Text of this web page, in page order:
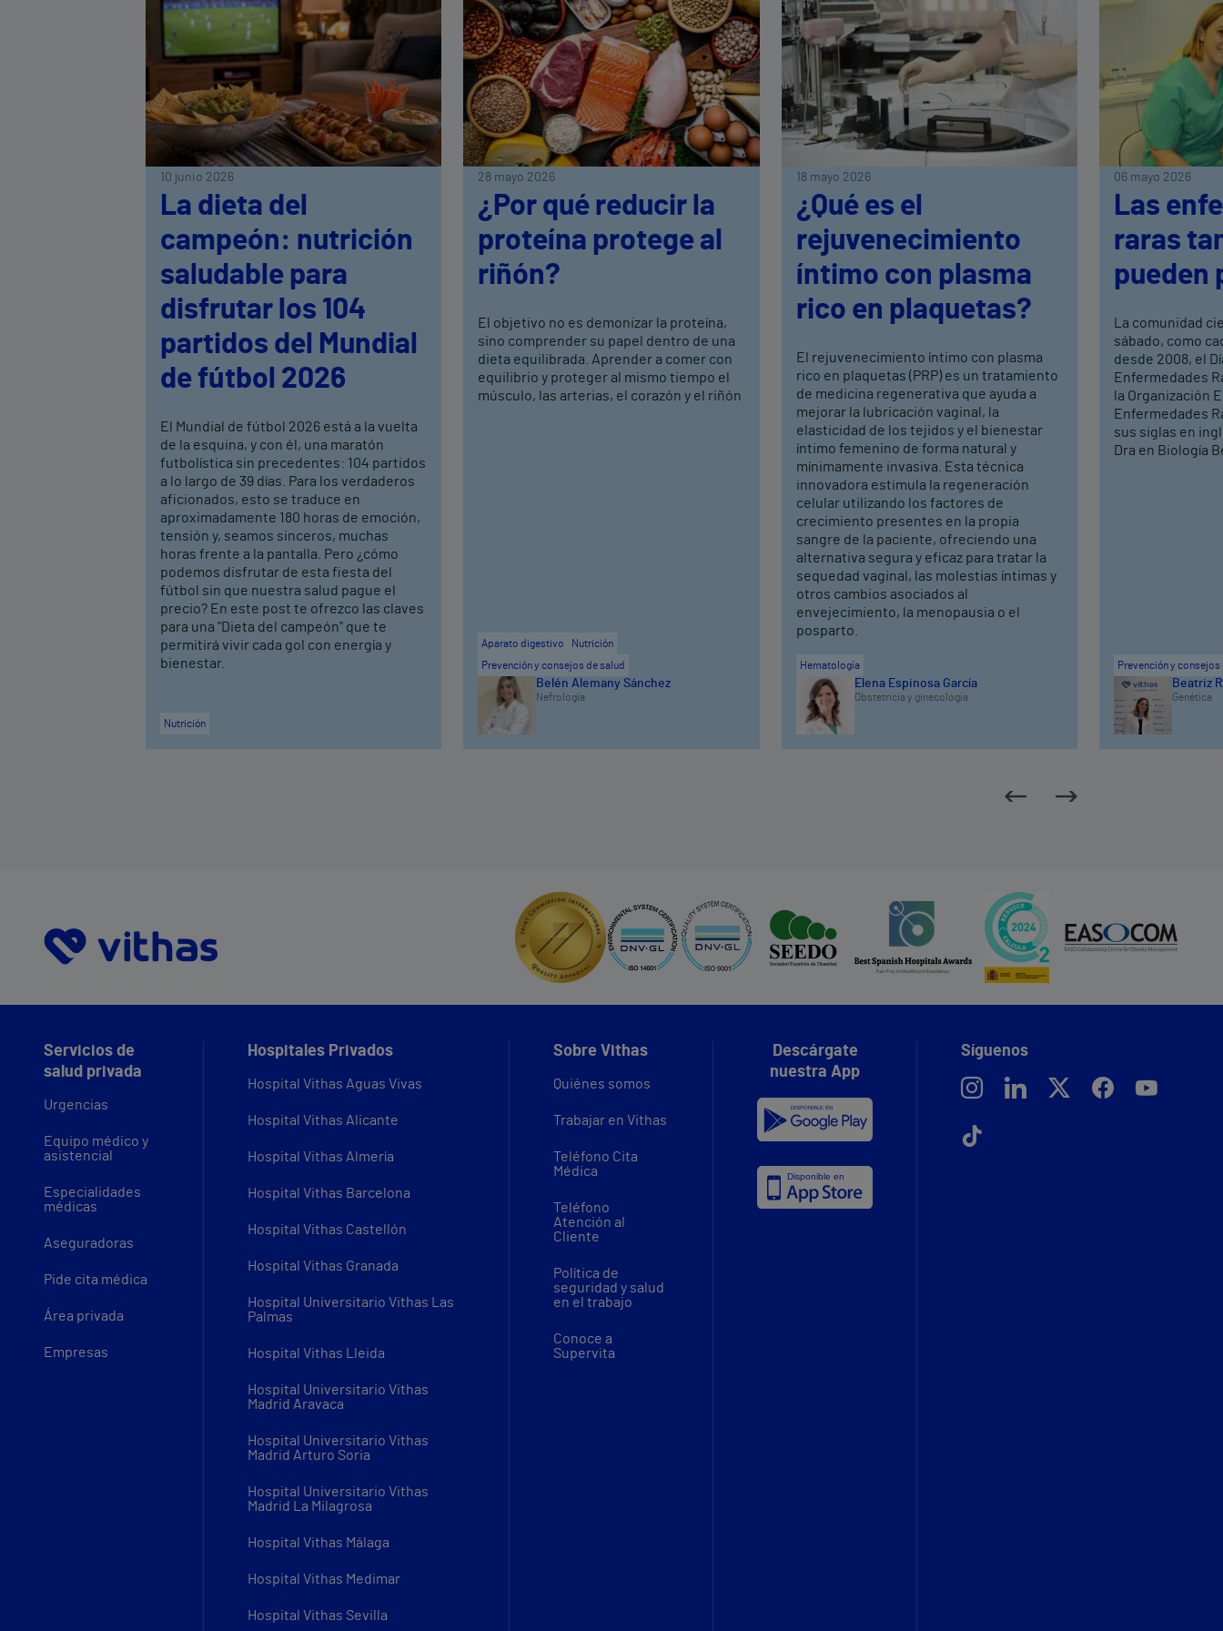
10 junio 2026
La dieta del
campeón: nutrición
saludable para
disfrutar los 104
partidos del Mundial
de fútbol 2026
El Mundial de fútbol 2026 está a la vuelta
de la esquina, y con él, una maratón
futbolística sin precedentes: 104 partidos
a lo largo de 39 días. Para los verdaderos
aficionados, esto se traduce en
aproximadamente 180 horas de emoción,
tensión y, seamos sinceros, muchas
horas frente a la pantalla. Pero ¿cómo
podemos disfrutar de esta fiesta del
fútbol sin que nuestra salud pague el
precio? En este post te ofrezco las claves
para una "Dieta del campeón" que te
permitirá vivir cada gol con energía y
bienestar.
Nutrición
28 mayo 2026
¿Por qué reducir la
proteína protege al
riñón?
El objetivo no es demonizar la proteína,
sino comprender su papel dentro de una
dieta equilibrada. Aprender a comer con
equilibrio y proteger al mismo tiempo el
músculo, las arterias, el corazón y el riñón
Aparato digestivo
Nutrición
Prevención y consejos de salud
Belén Alemany Sánchez
Nefrología
18 mayo 2026
¿Qué es el
rejuvenecimiento
íntimo con plasma
rico en plaquetas?
El rejuvenecimiento íntimo con plasma
rico en plaquetas (PRP) es un tratamiento
de medicina regenerativa que ayuda a
mejorar la lubricación vaginal, la
elasticidad de los tejidos y el bienestar
íntimo femenino de forma natural y
mínimamente invasiva. Esta técnica
innovadora estimula la regeneración
celular utilizando los factores de
crecimiento presentes en la propia
sangre de la paciente, ofreciendo una
alternativa segura y eficaz para tratar la
sequedad vaginal, las molestias íntimas y
otros cambios asociados al
envejecimiento, la menopausia o el
posparto.
Hematología
Elena Espinosa García
Obstetricia y ginecología
06 mayo 2026
Las
raras
pueden
La comunidad
sábado, como
desde 2008, el
Enfermedades
la Organización
Enfermedades
sus siglas en
Dra en Biología
Prevención y consejos
Beatriz
Genética
Servicios de
salud privada
Urgencias
Equipo médico y
asistencial
Especialidades
médicas
Aseguradoras
Pide cita médica
Área privada
Empresas
Hospitales Privados
Hospital Vithas Aguas Vivas
Hospital Vithas Alicante
Hospital Vithas Almería
Hospital Vithas Barcelona
Hospital Vithas Castellón
Hospital Vithas Granada
Hospital Universitario Vithas Las
Palmas
Hospital Vithas Lleida
Hospital Universitario Vithas
Madrid Aravaca
Hospital Universitario Vithas
Madrid Arturo Soria
Hospital Universitario Vithas
Madrid La Milagrosa
Hospital Vithas Málaga
Hospital Vithas Medimar
Hospital Vithas Sevilla
Sobre Vithas
Quiénes somos
Trabajar en Vithas
Teléfono Cita
Médica
Teléfono
Atención al
Cliente
Política de
seguridad y salud
en el trabajo
Conoce a
Supervita
Descárgate
nuestra App
Síguenos